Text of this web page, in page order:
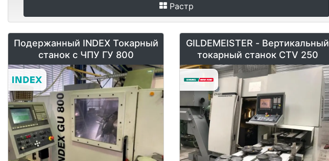
Растр
Подержанный INDEX Токарный
станок с ЧПУ ГУ 800
GILDEMEISTER - Вертикальный
токарный станок CTV 250